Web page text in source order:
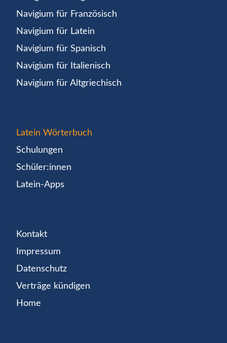
Navigium für Französisch
Navigium für Latein
Navigium für Spanisch
Navigium für Italienisch
Navigium für Altgriechisch
Latein Wörterbuch
Schulungen
Schüler:innen
Latein-Apps
Kontakt
Impressum
Datenschutz
Verträge kündigen
Home